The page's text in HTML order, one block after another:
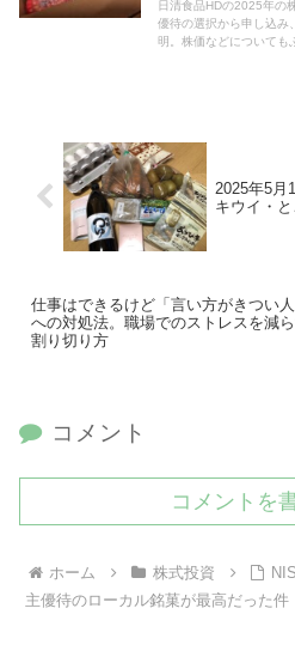
日清食品HDの2025年の
優待の選択から申し込み
明。株価などについても
2025年5月
キウイ・と
仕事はできるけど「言い方がきつい人
への対処法。職場でのストレスを減
割り切り方
コメント
コメントを
ホーム 株式投資
主優待のローカル銘菓が最高だった件